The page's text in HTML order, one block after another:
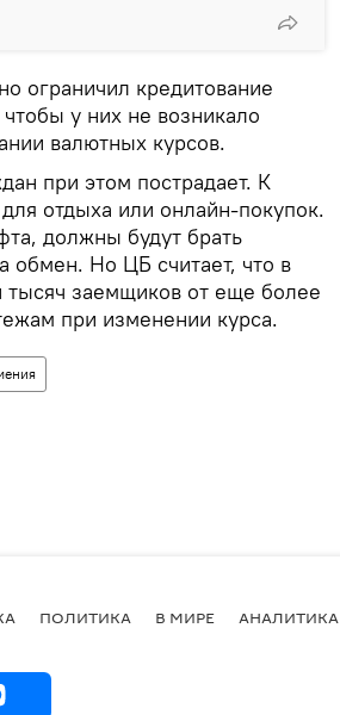
ограничил кредитование
у них не возникало
валютных курсов.
при этом пострадает. К
отдыха или онлайн-покупок.
должны будут брать
обмен. Но ЦБ считает, что в
тысяч заемщиков от еще более
при изменении курса.
ПОЛИТИКА В МИРЕ АНАЛИТИКА